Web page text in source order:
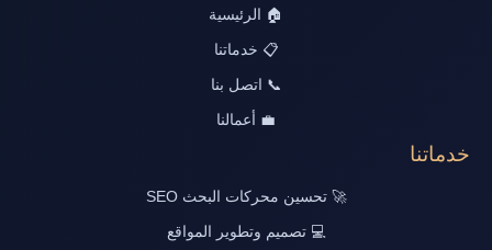
🏠 الرئيسية
📋 خدماتنا
📞 اتصل بنا
💼 أعمالنا
خدماتنا
🚀 تحسين محركات البحث SEO
💻 تصميم وتطوير المواقع